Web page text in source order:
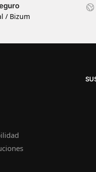
/ Bizum